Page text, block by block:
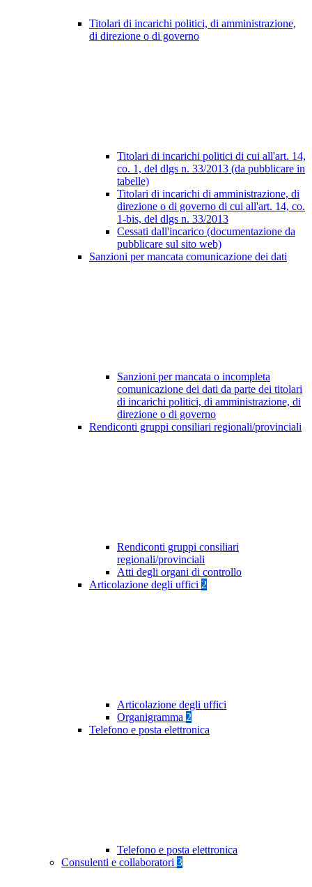
Titolari di incarichi politici, di amministrazione,
di direzione o di governo
Titolari di incarichi politici di cui all'art. 14,
co. 1, del dlgs n. 33/2013 (da pubblicare in
tabelle)
Titolari di incarichi di amministrazione, di
direzione o di governo di cui all'art. 14, co.
1-bis, del dlgs n. 33/2013
Cessati dall'incarico (documentazione da
pubblicare sul sito web)
Sanzioni per mancata comunicazione dei dati
Sanzioni per mancata o incompleta
comunicazione dei dati da parte dei titolari
di incarichi politici, di amministrazione, di
direzione o di governo
Rendiconti gruppi consiliari regionali/provinciali
Rendiconti gruppi consiliari
regionali/provinciali
Atti degli organi di controllo
Articolazione degli uffici 2
Articolazione degli uffici
Organigramma 2
Telefono e posta elettronica
Telefono e posta elettronica
Consulenti e collaboratori 3